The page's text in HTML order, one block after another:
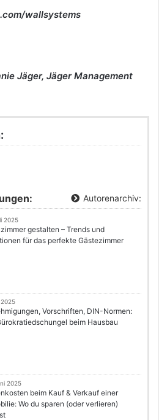
wallsystems
Jäger, Jäger Management
Autorenarchiv:
2025
gestalten – Trends und
für das perfekte Gästezimmer
Vorschriften, DIN-Normen:
beim Hausbau
2025
beim Kauf & Verkauf einer
Wo du sparen (oder verlieren)